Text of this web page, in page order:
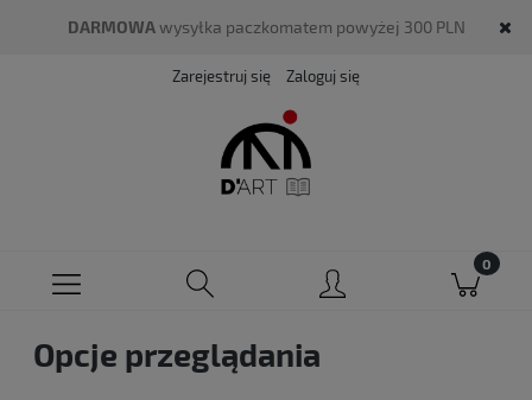
DARMOWAwysyłka paczkomatem powyżej 300 PLN
Zarejestruj się Zaloguj się
Opcje przeglądania